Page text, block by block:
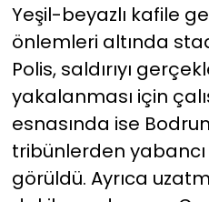
Yeşil-beyazlı kafile
önlemleri altında
Polis, saldırıyı
yakalanması için
esnasında ise
tribünlerden yabancı
görüldü. Ayrıca